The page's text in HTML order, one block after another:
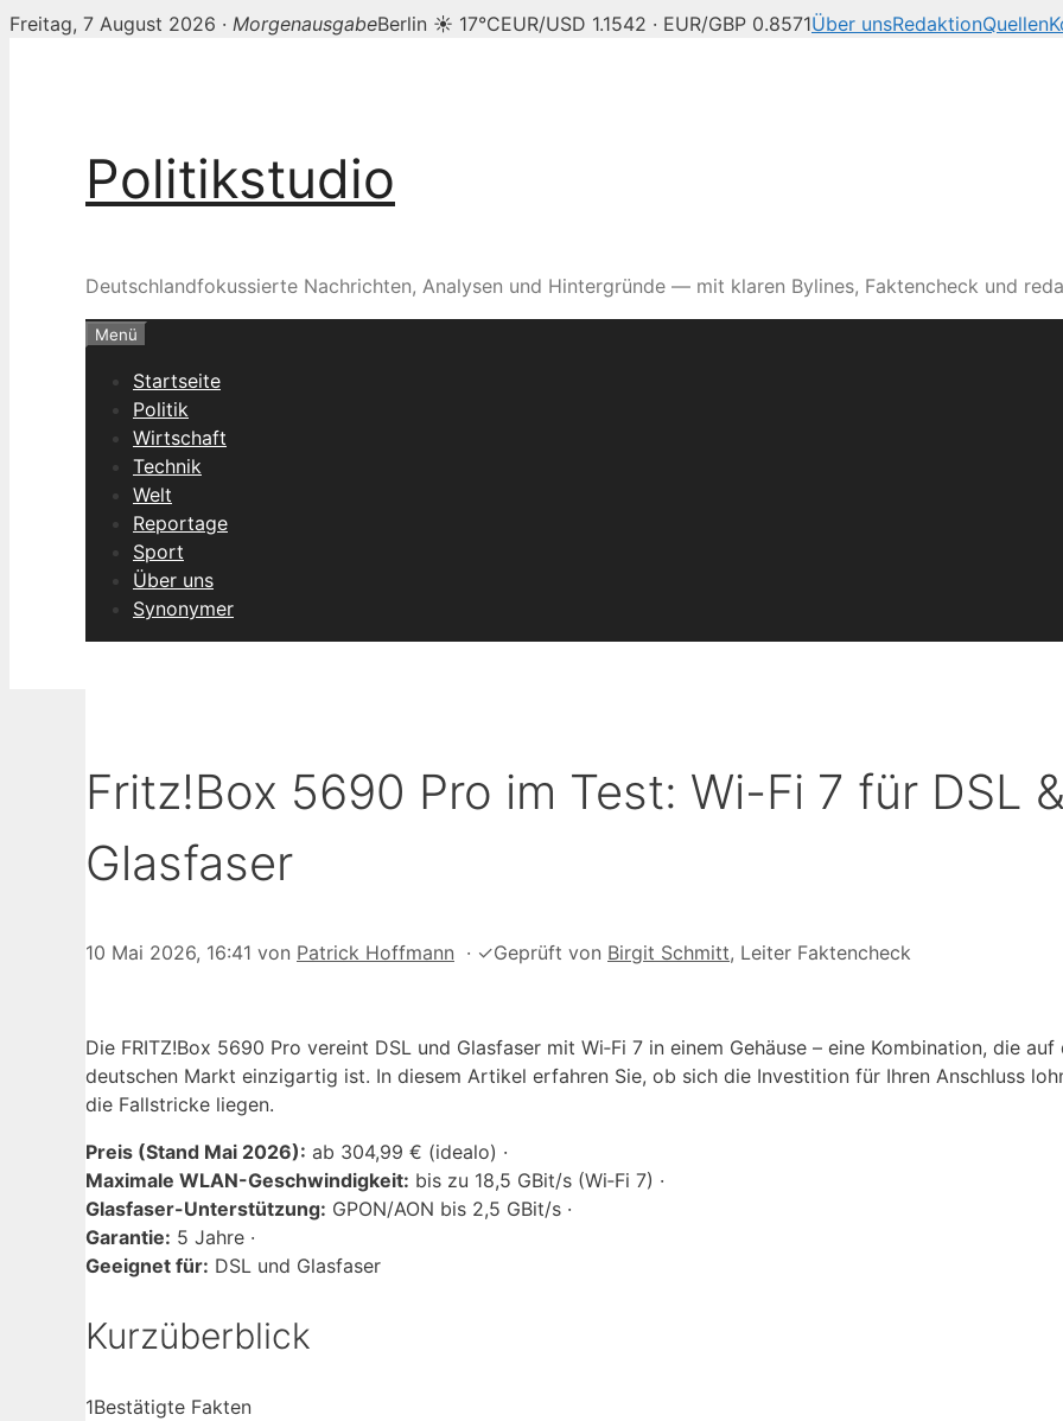
Freitag, 7 August 2026 · MorgenausgabeBerlin ☀ 17°CEUR/USD 1.1542 · EUR/GBP 0.8571Über unsRedaktionQuellen
Politikstudio
Deutschlandfokussierte Nachrichten, Analysen und Hintergründe — mit klaren Bylines, Faktencheck und
Menü
Startseite
Politik
Wirtschaft
Technik
Welt
Reportage
Sport
Über uns
Synonymer
Fritz!Box 5690 Pro im Test: Wi-Fi 7 für DSL &
Glasfaser
10 Mai 2026, 16:41 von Patrick Hoffmann · ✓Geprüft von Birgit Schmitt, Leiter Faktencheck
Die FRITZ!Box 5690 Pro vereint DSL und Glasfaser mit Wi‑Fi 7 in einem Gehäuse – eine Kombination, die auf
deutschen Markt einzigartig ist. In diesem Artikel erfahren Sie, ob sich die Investition für Ihren Anschluss
die Fallstricke liegen.
Preis (Stand Mai 2026): ab 304,99 € (idealo) ·
Maximale WLAN-Geschwindigkeit: bis zu 18,5 GBit/s (Wi‑Fi 7) ·
Glasfaser-Unterstützung: GPON/AON bis 2,5 GBit/s ·
Garantie: 5 Jahre ·
Geeignet für: DSL und Glasfaser
Kurzüberblick
1Bestätigte Fakten